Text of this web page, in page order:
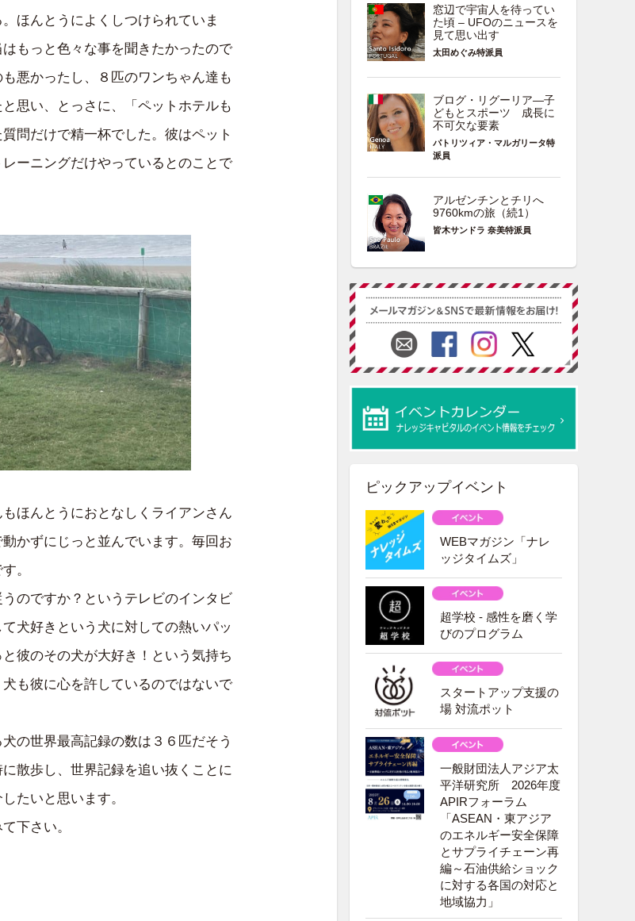
ほんとうによくしつけられていま
もっと色々な事を聞きたかったので
悪かったし、８匹のワンちゃん達も
思い、とっさに、「ペットホテルも
問だけで精一杯でした。彼はペット
ーニングだけやっているとのことで
ほんとうにおとなしくライアンさん
かずにじっと並んでいます。毎回お
。
のですか？というテレビのインタビ
犬好きという犬に対しての熱いパッ
彼のその犬が大好き！という気持ち
も彼に心を許しているのではないで
の世界最高記録の数は３６匹だそう
散歩し、世界記録を追い抜くことに
たいと思います。
下さい。
窓辺で宇宙人を待ってい
た頃 – UFOのニュースを
見て思い出す
太田めぐみ特派員
ブログ・リグーリア―子
どもとスポーツ 成長に
不可欠な要素
パトリツィア・マルガリータ特
派員
アルゼンチンとチリへ
9760kmの旅（続1）
皆木サンドラ 奈美特派員
ピックアップイベント
WEBマガジン「ナレ
ッジタイムズ」
超学校 - 感性を磨く学
びのプログラム
スタートアップ支援の
場 対流ポット
一般財団法人アジア太
平洋研究所 2026年度
APIRフォーラム
「ASEAN・東アジア
のエネルギー安全保障
とサプライチェーン再
編～石油供給ショック
に対する各国の対応と
地域協力」